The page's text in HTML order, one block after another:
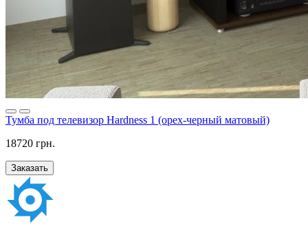
Тумба под телевизор Hardness 1 (орех-черный матовый)
18720 грн.
Заказать